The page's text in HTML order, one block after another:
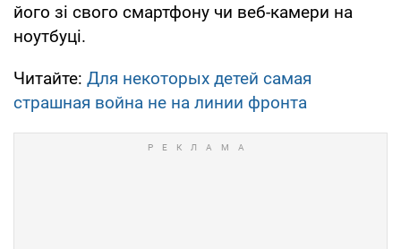
його зі свого смартфону чи веб-камери на
ноутбуці.
Читайте: Для некоторых детей самая
страшная война не на линии фронта